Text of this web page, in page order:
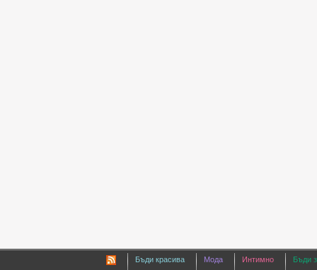
Бъди красива Мода Интимно Бъди